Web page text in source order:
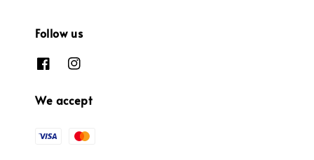
Follow us
We accept